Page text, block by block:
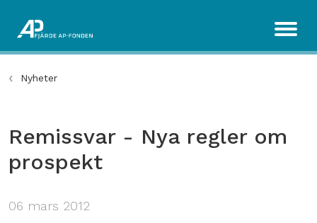
Nyheter
Remissvar - Nya regler om
prospekt
06 mars 2012